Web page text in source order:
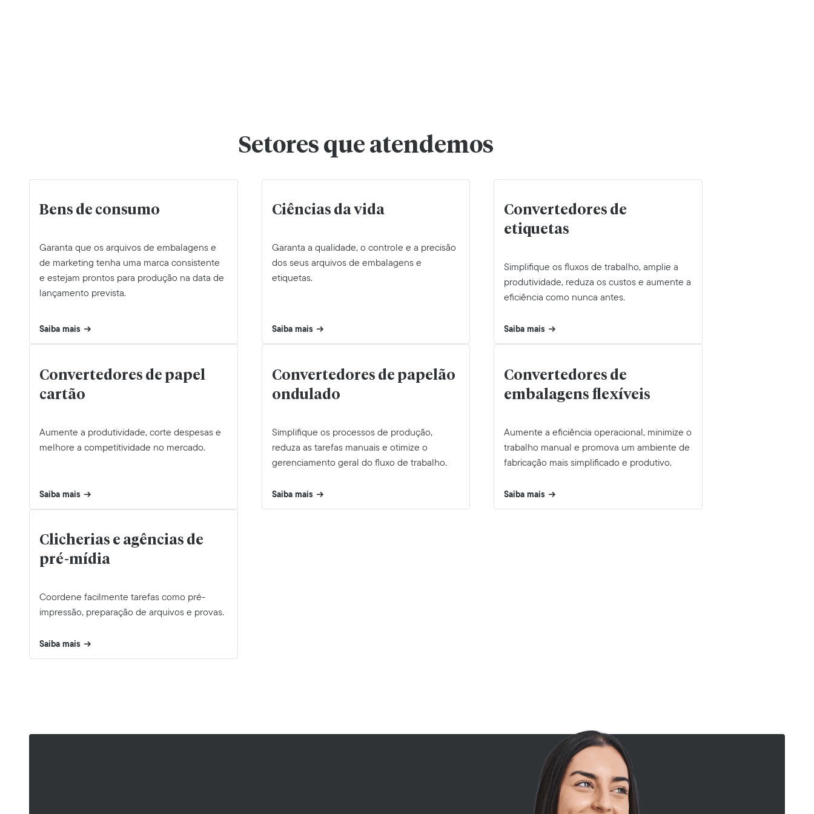
Setores que atendemos
Bens de consumo
Garanta que os arquivos de embalagens e
de marketing tenha uma marca consistente
e estejam prontos para produção na data de
lançamento prevista.
Saiba mais
Ciências da vida
Garanta a qualidade, o controle e a precisão
dos seus arquivos de embalagens e
etiquetas.
Saiba mais
Convertedores de
etiquetas
Simplifique os fluxos de trabalho, amplie a
produtividade, reduza os custos e aumente a
eficiência como nunca antes.
Saiba mais
Convertedores de papel
cartão
Aumente a produtividade, corte despesas e
melhore a competitividade no mercado.
Saiba mais
Convertedores de papelão
ondulado
Simplifique os processos de produção,
reduza as tarefas manuais e otimize o
gerenciamento geral do fluxo de trabalho.
Saiba mais
Convertedores de
embalagens flexíveis
Aumente a eficiência operacional, minimize o
trabalho manual e promova um ambiente de
fabricação mais simplificado e produtivo.
Saiba mais
Clicherias e agências de
pré-mídia
Coordene facilmente tarefas como pré-
impressão, preparação de arquivos e provas.
Saiba mais